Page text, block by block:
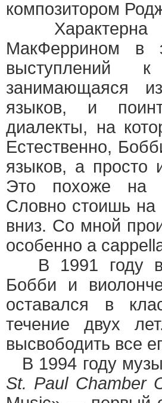
композитором
Характерна
МакФеррином в
выступлений
занимающаяся
языков, и
диалекты, на
Естественно,
языков, а просто
Это похоже на
Словно стоишь на
вниз. Со мной
особенно a
В 1991 году
Бобби и
оставался в
течение двух
высвободить все
В 1994 году
St. Paul Chamber